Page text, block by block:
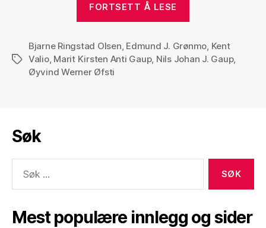
FORTSETT Å LESE
Stikkord
Bjarne Ringstad Olsen, Edmund J. Grønmo, Kent
Valio, Marit Kirsten Anti Gaup, Nils Johan J. Gaup,
Øyvind Werner Øfsti
Søk
etter:
Mest populære innlegg og sider